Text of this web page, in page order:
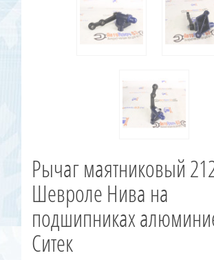
Рычаг маятниковый
Шевроле Нива на
подшипниках
Ситек